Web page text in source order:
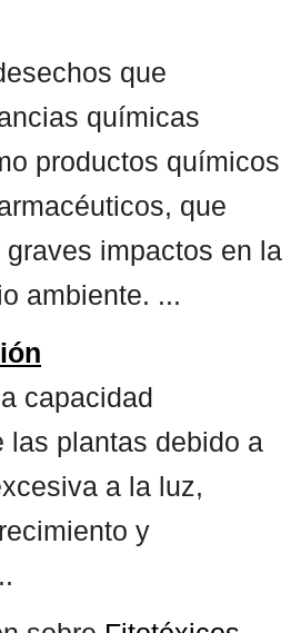
que
químicas
productos químicos
que
impactos en la
ambiente. ...
capacidad
las plantas debido a
a la luz,
y